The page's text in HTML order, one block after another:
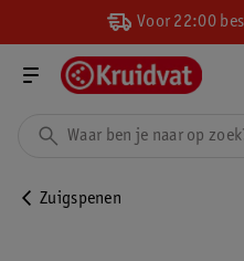
Voor 22:00
Zuigspenen